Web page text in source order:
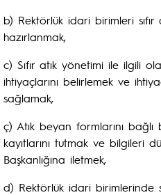
b) Rektörlük idari birimleri sıfır
hazırlanmak,
c) Sıfır atık yönetimi ile ilgili
ihtiyaçlarını belirlemek ve
sağlamak,
ç) Atık beyan formlarını
kayıtlarını tutmak ve bilgileri
Başkanlığına iletmek,
d) Rektörlük idari birimlerinde